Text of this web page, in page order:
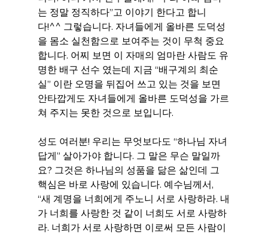
는 정말 정직하다”고 이야기 한다고 합니
다!^^ 그렇습니다. 자녀들에게 올바른 도덕성
을 몸소 실천함으로 보여주는 것이 무척 중요
합니다. 어찌 보면 이 자매의 엄마란 사람도 유
명한 배구 선수 였는데 지금 “배구계의 최순
실” 이란 오명을 뒤집어 쓰고 있는 것을 보면
안타깝게도 자녀들에게 올바른 도덕성을 가르
쳐 주지는 못한 것으로 보입니다.
성도 여러분! 우리는 무엇보다도 “하나님 자녀
답게” 살아가야 합니다. 그 말은 무슨 말일까
요? 그것은 하나님의 성품을 닮은 삶인데 그
핵심은 바로 사랑에 있습니다. 예수님께서,
“새 계명을 너희에게 주노니 서로 사랑하라. 내
가 너희를 사랑한 것 같이 너희도 서로 사랑하
라. 너희가 서로 사랑하면 이로써 모든 사람이